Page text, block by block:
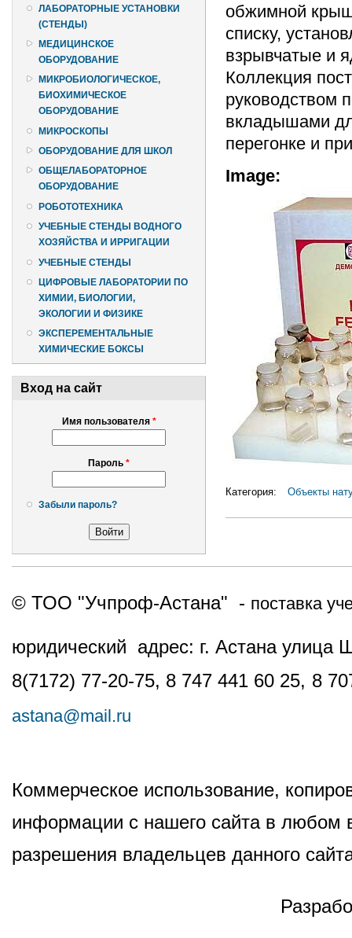
ЛАБОРАТОРНЫЕ УСТАНОВКИ
(СТЕНДЫ)
МЕДИЦИНСКОЕ
ОБОРУДОВАНИЕ
МИКРОБИОЛОГИЧЕСКОЕ,
БИОХИМИЧЕСКОЕ
ОБОРУДОВАНИЕ
МИКРОСКОПЫ
ОБОРУДОВАНИЕ ДЛЯ ШКОЛ
ОБЩЕЛАБОРАТОРНОЕ
ОБОРУДОВАНИЕ
РОБОТОТЕХНИКА
УЧЕБНЫЕ СТЕНДЫ ВОДНОГО
ХОЗЯЙСТВА И ИРРИГАЦИИ
УЧЕБНЫЕ СТЕНДЫ
ЦИФРОВЫЕ ЛАБОРАТОРИИ ПО
ХИМИИ, БИОЛОГИИ,
ЭКОЛОГИИ И ФИЗИКЕ
ЭКСПЕРЕМЕНТАЛЬНЫЕ
ХИМИЧЕСКИЕ БОКСЫ
Вход на сайт
Имя пользователя *
Пароль *
Забыли пароль?
обжимной
списку,
взрывчатые и
Коллекция
руководством
вкладышами
перегонке и
Image:
Категория: Объекты
© ТОО "Учпроф-Астана" - поставка
юридический адрес: г. Астана
8(7172) 77-20-75, 8 747 441 60 25, 8
astana@mail.ru
Коммерческое использование,
информации с нашего сайта в любом
разрешения владельцев данного